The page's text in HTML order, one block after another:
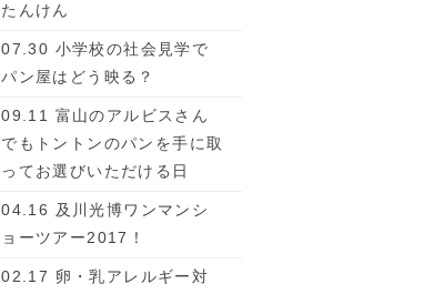
たんけん
07.30 小学校の社会見学で
パン屋はどう映る？
09.11 富山のアルビスさん
でもトントンのパンを手に取
ってお選びいただける日
04.16 及川光博ワンマンシ
ョーツアー2017！
02.17 卵・乳アレルギー対